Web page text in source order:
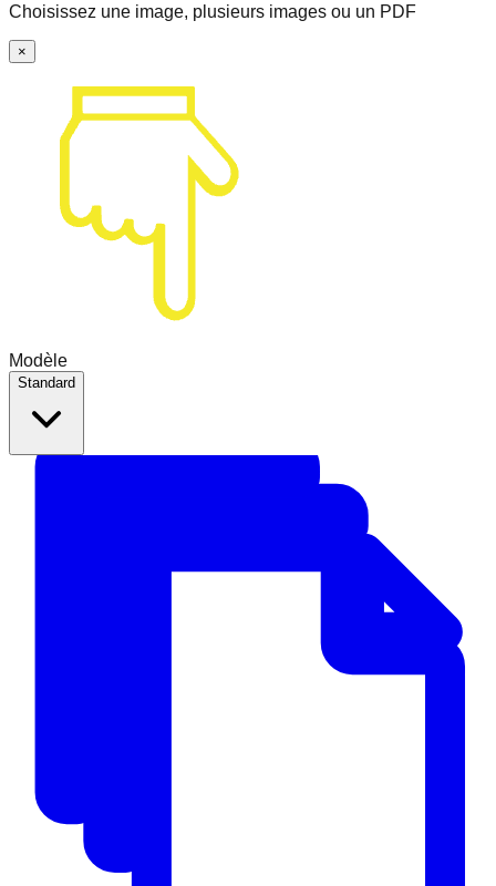
Choisissez une image, plusieurs images ou un PDF
×
Modèle
Standard